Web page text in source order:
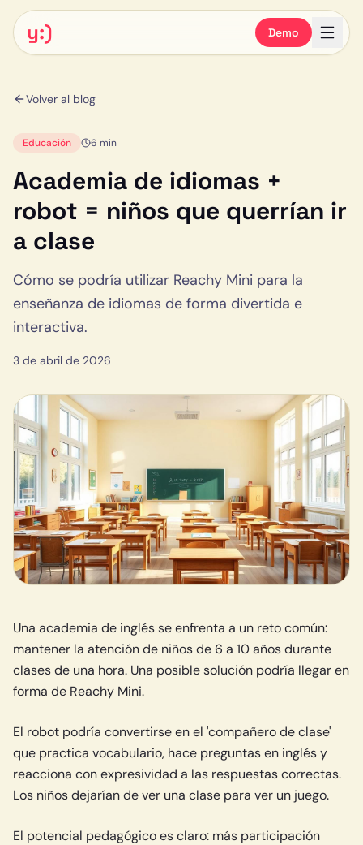
y:) Demo
Volver al blog
Educación 6 min
Academia de idiomas +
robot = niños que querrían ir
a clase
Cómo se podría utilizar Reachy Mini para la
enseñanza de idiomas de forma divertida e
interactiva.
3 de abril de 2026
Una academia de inglés se enfrenta a un reto común:
mantener la atención de niños de 6 a 10 años durante
clases de una hora. Una posible solución podría llegar en
forma de Reachy Mini.
El robot podría convertirse en el 'compañero de clase'
que practica vocabulario, hace preguntas en inglés y
reacciona con expresividad a las respuestas correctas.
Los niños dejarían de ver una clase para ver un juego.
El potencial pedagógico es claro: más participación